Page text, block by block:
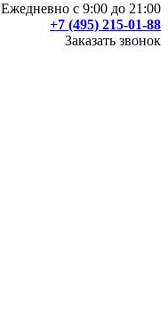
Ежедневно с 9:00 до 21:00
+7 (495) 215-01-88
Заказать звонок